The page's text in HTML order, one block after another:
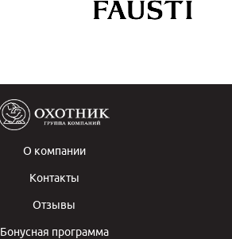
О компании
Контакты
Отзывы
Бонусная программа